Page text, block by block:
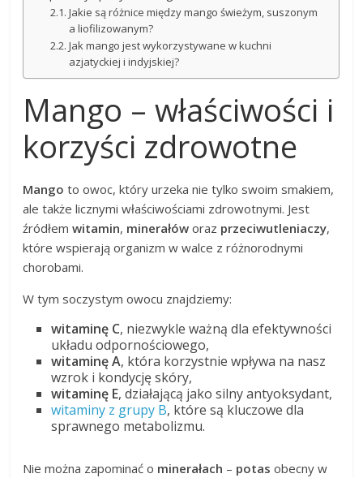
Jakie są różnice między mango świeżym, suszonym
a liofilizowanym?
Jak mango jest wykorzystywane w kuchni
azjatyckiej i indyjskiej?
Mango – właściwości i
korzyści zdrowotne
Mango to owoc, który urzeka nie tylko swoim smakiem,
ale także licznymi właściwościami zdrowotnymi. Jest
źródłemwitamin, minerałów oraz przeciwutleniaczy,
które wspierają organizm w walce z różnorodnymi
chorobami.
W tym soczystym owocu znajdziemy:
witaminę C, niezwykle ważną dla efektywności
układu odpornościowego,
witaminę A, która korzystnie wpływa na nasz
wzrok i kondycję skóry,
witaminę E, działającą jako silny antyoksydant,
witaminy z grupy B, które są kluczowe dla
sprawnego metabolizmu.
Nie można zapominać o minerałach – potas obecny w